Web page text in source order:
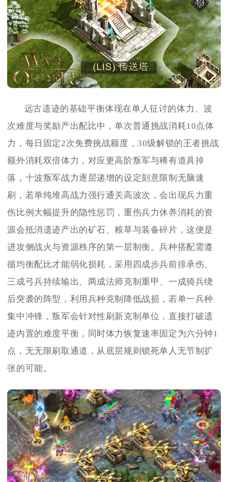
远古遗迹的基础平衡体现在单人征讨的体力、波
次难度与奖励产出配比中，单次普通挑战消耗10点体
力，每日固定2次免费挑战额度，30级解锁的王者挑战
额外消耗双倍体力，对应更高阶叛军与稀有道具掉
落，十波叛军战力逐层递增的设定刻意限制无脑速
刷，若单纯堆高战力强行通关高波次，会出现兵力重
伤比例大幅提升的隐性惩罚，重伤兵力休养消耗的资
源会抵消遗迹产出的矿石、粮草与装备碎片，这便是
进攻侧战火与资源秩序的第一层制衡。兵种搭配需遵
循均衡配比才能弱化损耗，采用四成步兵前排承伤、
三成弓兵持续输出、两成法师克制重甲、一成骑兵绕
后突袭的阵型，利用兵种克制降低战损，若单一兵种
集中冲锋，叛军会针对性刷新克制单位，直接打破遗
迹内置的难度平衡，同时体力恢复速率固定为六分钟1
点，无无限刷取通道，从底层规则锁死单人无节制扩
张的可能。